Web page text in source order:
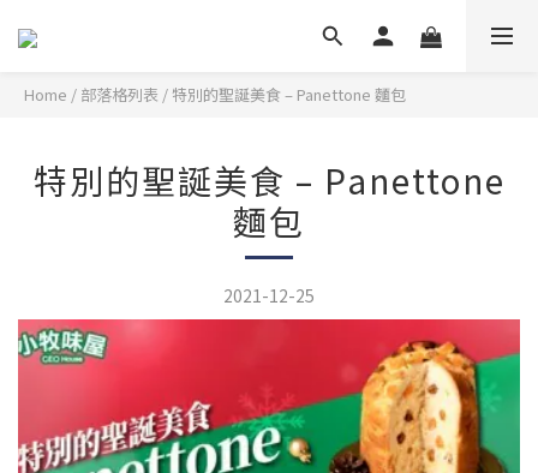
Home / 部落格列表 /特別的聖誕美食 – Panettone 麵包
特別的聖誕美食 – Panettone
麵包
2021-12-25